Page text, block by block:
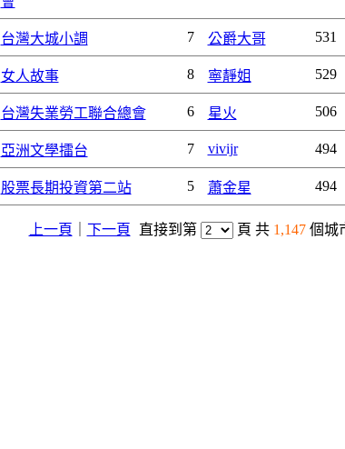
台灣大城小調 7 公爵大哥 531
女人故事 8 寧靜姐 529
台灣失業勞工聯合總會 6 星火 506
亞洲文學擂台 7 vivijr 494
股票長期投資第二站 5 蕭金星 494
上一頁 下一頁 直接到第 頁 共 1,147個城